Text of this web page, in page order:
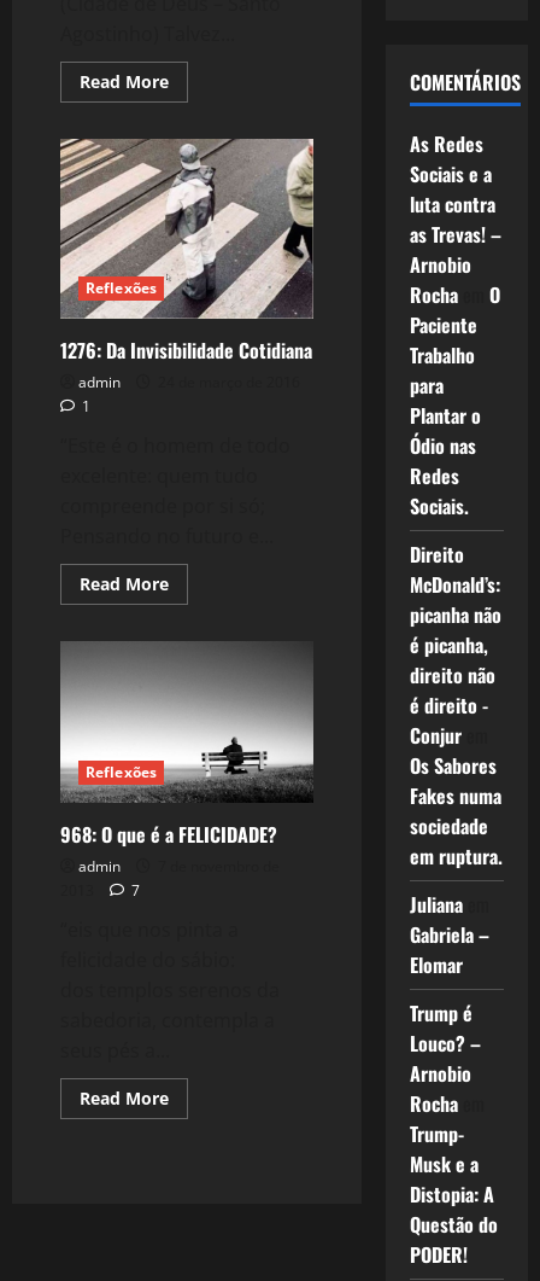
Read MoreRead
more
Natureza
Humana
e
Felicidade.
Reflexões
1276: Da Invisibilidade Cotidiana
admin
1
Read MoreRead
more
Reflexões
968: O que é a FELICIDADE?
admin
7
Read MoreRead
more
COMENTÁRIOS
As Redes
Sociais e a
luta contra
as Trevas! –
Arnobio
Rochaem O
Paciente
Trabalho
para
Plantar o
Ódio nas
Redes
Sociais.
Direito
McDonald’s:
picanha não
é picanha,
direito não
é direito -
Conjurem
Os Sabores
Fakes numa
sociedade
em ruptura.
Julianaem
Gabriela –
Elomar
Trump é
Louco? –
Arnobio
Rochaem
Trump-
Musk e a
Distopia: A
Questão do
PODER!